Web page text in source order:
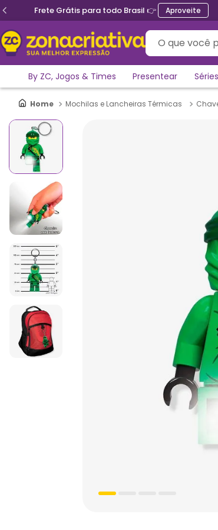
Frete Grátis para todo Brasil 👉 Aproveite
O que você
By ZC, Jogos & Times Presentear
Mochilas e Lancheiras Térmicas